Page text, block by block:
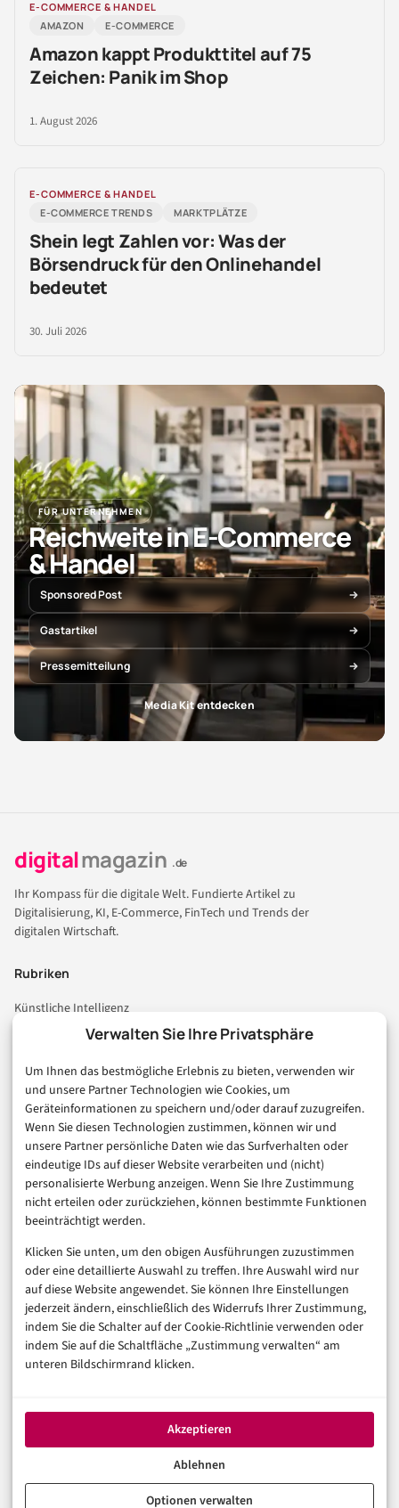
Verwalten Sie Ihre Privatsphäre
Um Ihnen das bestmögliche Erlebnis zu bieten, verwenden wir
und unsere Partner Technologien wie Cookies, um
Geräteinformationen zu speichern und/oder darauf zuzugreifen.
Wenn Sie diesen Technologien zustimmen, können wir und
unsere Partner persönliche Daten wie das Surfverhalten oder
eindeutige IDs auf dieser Website verarbeiten und (nicht)
personalisierte Werbung anzeigen. Wenn Sie Ihre Zustimmung
nicht erteilen oder zurückziehen, können bestimmte Funktionen
beeinträchtigt werden.
Klicken Sie unten, um den obigen Ausführungen zuzustimmen
oder eine detaillierte Auswahl zu treffen. Ihre Auswahl wird nur
auf diese Website angewendet. Sie können Ihre Einstellungen
jederzeit ändern, einschließlich des Widerrufs Ihrer Zustimmung,
indem Sie die Schalter auf der Cookie-Richtlinie verwenden oder
indem Sie auf die Schaltfläche „Zustimmung verwalten“ am
unteren Bildschirmrand klicken.
Akzeptieren
Ablehnen
Optionen verwalten
E-COMMERCE & HANDEL
AMAZON
E-COMMERCE
Amazon kappt Produkttitel auf 75
Zeichen: Panik im Shop
1. August 2026
E-COMMERCE & HANDEL
E-COMMERCE TRENDS
MARKTPLÄTZE
Shein legt Zahlen vor: Was der
Börsendruck für den Onlinehandel
bedeutet
30. Juli 2026
FÜR UNTERNEHMEN
Reichweite in E-Commerce
& Handel
Sponsored Post
Gastartikel
Pressemitteilung
Media Kit entdecken
digitalmagazin .de
Ihr Kompass für die digitale Welt. Fundierte Artikel zu
Digitalisierung, KI, E-Commerce, FinTech und Trends der
digitalen Wirtschaft.
Rubriken
Künstliche Intelligenz
Technologie & IT
Consumer & Digital Life
Marketing
Finanzen & FinTech
Business & Karriere
Sicherheit & Recht
Digitalisierung
Marketing
Magazin
Unsere Redaktion
Werbeformate & Media Kit
Rechtliches
Datenschutzerklärung (EU)
Cookie-Richtlinie (EU)